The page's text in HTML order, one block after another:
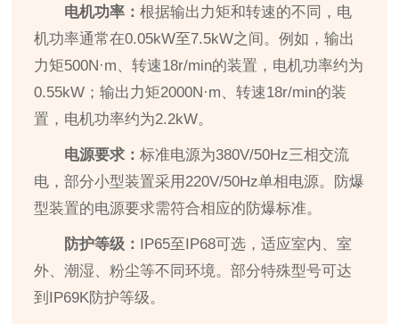
电机功率：根据输出力矩和转速的不同，电
机功率通常在0.05kW至7.5kW之间。例如，输出
力矩500N·m、转速18r/min的装置，电机功率约为
0.55kW；输出力矩2000N·m、转速18r/min的装
置，电机功率约为2.2kW。
电源要求：标准电源为380V/50Hz三相交流
电，部分小型装置采用220V/50Hz单相电源。防爆
型装置的电源要求需符合相应的防爆标准。
防护等级：
IP65至IP68可选，适应室内、室
外、潮湿、粉尘等不同环境。部分特殊型号可达
到IP69K防护等级。